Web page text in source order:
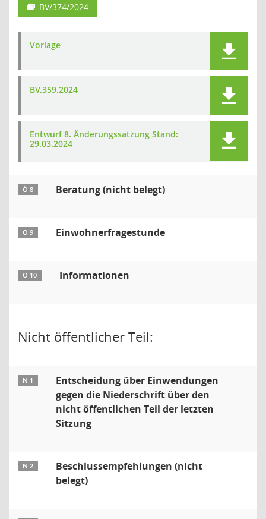
BV/374/2024
Vorlage
BV.359.2024
Entwurf 8. Änderungssatzung Stand:
29.03.2024
Ö 8 Beratung (nicht belegt)
Ö 9 Einwohnerfragestunde
Ö 10 Informationen
Nicht öffentlicher Teil:
N 1
Entscheidung über Einwendungen
gegen die Niederschrift über den
nicht öffentlichen Teil der letzten
Sitzung
N 2
Beschlussempfehlungen (nicht
belegt)